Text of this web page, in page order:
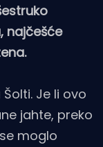
najčešće
Je li ovo
jahte, preko
moglo